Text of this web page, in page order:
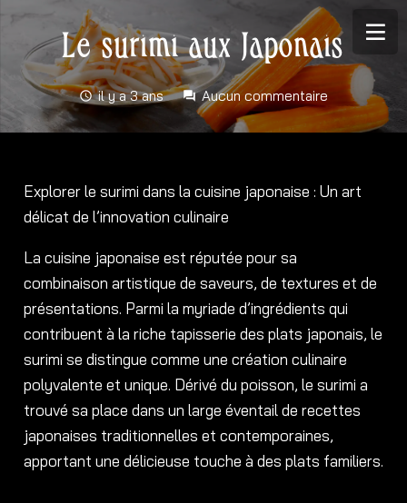
Le surimi aux Japonais
schedule il y a 3 ans forum Aucun commentaire
Explorer le surimi dans la cuisine japonaise : Un art
délicat de l’innovation culinaire
La cuisine japonaise est réputée pour sa
combinaison artistique de saveurs, de textures et de
présentations. Parmi la myriade d’ingrédients qui
contribuent à la riche tapisserie des plats japonais, le
surimi se distingue comme une création culinaire
polyvalente et unique. Dérivé du poisson, le surimi a
trouvé sa place dans un large éventail de recettes
japonaises traditionnelles et contemporaines,
apportant une délicieuse touche à des plats familiers.